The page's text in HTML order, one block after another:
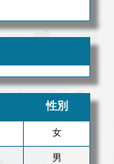
性別
女
男